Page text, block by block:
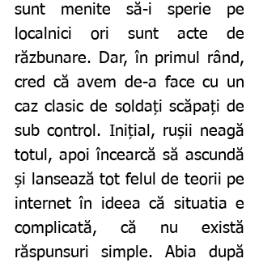
sunt menite să-i sperie pe
localnici ori sunt acte de
răzbunare. Dar, în primul rând,
cred că avem de-a face cu un
caz clasic de soldați scăpați de
sub control. Inițial, rușii neagă
totul, apoi încearcă să ascundă
și lansează tot felul de teorii pe
internet în ideea că situatia e
complicată, că nu există
răspunsuri simple. Abia după